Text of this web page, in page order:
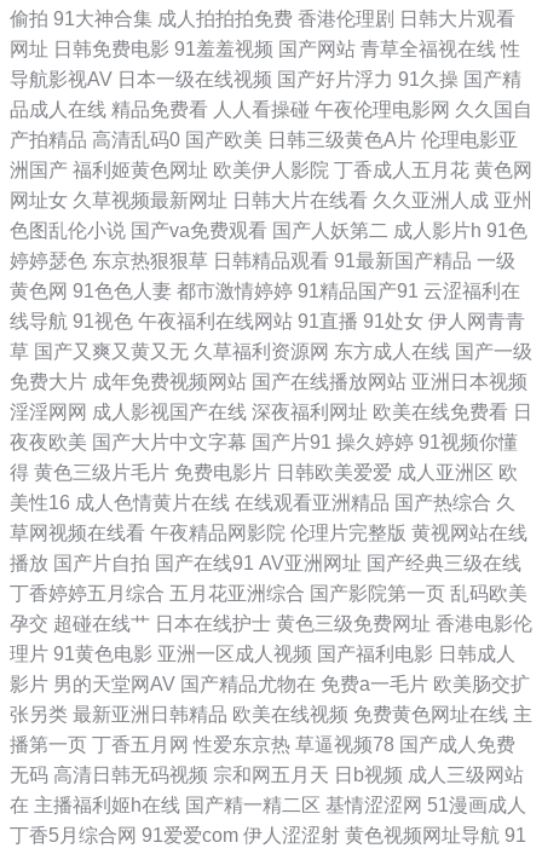
香视频 免费va日韩观看 电影伦理片 曰曰鲁夜夜免 日本綜合成人网 国内伊
人久久久久久久网站 高清性色 中国产xxxx 日日操夜夜撸 久草福利小视频
不卡海角91 性xxxx欧美老 欧美精品观看密屁 国产激情a 91伦乱视频 亚洲
a成 欧美淫色网 国产女人乱子 91乱伦 国产欧美曰韩一区二 91免费版视频
婷婷丁香 蜜桃一区 大香蕉6 伊人综合大香蕉 日本人视频网站一 国产欧美
第四页 又大又粗又爽a级 欧美经典性爱 www黄色网址 日韩在线观看欧美
尤物 精品3d动漫一区 91自摸 日韩欧美国产传媒 国产一二不卡 在线播放
二区 欧美大尺寸suv欧美 www成人在线 日韩一级欧 国产日韩一区在线精
品 91九色丝袜熟女 午夜激情诱惑福 69AV影院 天天弄日日搞 免费人成高
清在线观看 国产黄在线免费观看 综合在线精品专区 丰满少妇被日 一区影
院 欧美第一页专区 大香蕉狠狠婷婷妞妞 亚洲日本韩在线观看 迷姦下藥真
實強姦高清 成人午夜免费观看 躁老太老太騷bbbb 中国国产不卡视频 视频
免费软件 蜜桃91无码入口 国产ts片网址 这里只有精品在线视频 色花堂视
频在线 久久香蕉草久久 色色一本岛色 六月婷婷加勒比 高清亚洲v 80s大
偷拍 91大神合集 成人拍拍拍免费 香港伦理剧 日韩大片观看
网址 日韩免费电影 91羞羞视频 国产网站 青草全福视在线 性
导航影视AV 日本一级在线视频 国产好片浮力 91久操 国产精
品成人在线 精品免费看 人人看操碰 午夜伦理电影网 久久国自
产拍精品 高清乱码0 国产欧美 日韩三级黄色A片 伦理电影亚
洲国产 福利姬黄色网址 欧美伊人影院 丁香成人五月花 黄色网
网址女 久草视频最新网址 日韩大片在线看 久久亚洲人成 亚州
色图乱伦小说 国产va免费观看 国产人妖第二 成人影片h 91色
婷婷瑟色 东京热狠狠草 日韩精品观看 91最新国产精品 一级
黄色网 91色色人妻 都市激情婷婷 91精品国产91 云涩福利在
线导航 91视色 午夜福利在线网站 91直播 91处女 伊人网青青
草 国产又爽又黄又无 久草福利资源网 东方成人在线 国产一级
免费大片 成年免费视频网站 国产在线播放网站 亚洲日本视频
淫淫网网 成人影视国产在线 深夜福利网址 欧美在线免费看 日
夜夜欧美 国产大片中文字幕 国产片91 操久婷婷 91视频你懂
得 黄色三级片毛片 免费电影片 日韩欧美爱爱 成人亚洲区 欧
美性16 成人色情黄片在线 在线观看亚洲精品 国产热综合 久
草网视频在线看 午夜精品网影院 伦理片完整版 黄视网站在线
播放 国产片自拍 国产在线91 AV亚洲网址 国产经典三级在线
丁香婷婷五月综合 五月花亚洲综合 国产影院第一页 乱码欧美
孕交 超碰在线艹 日本在线护士 黄色三级免费网址 香港电影伦
理片 91黄色电影 亚洲一区成人视频 国产福利电影 日韩成人
影片 男的天堂网AV 国产精品尤物在 免费a一毛片 欧美肠交扩
张另类 最新亚洲日韩精品 欧美在线视频 免费黄色网址在线 主
播第一页 丁香五月网 性爱东京热 草逼视频78 国产成人免费
无码 高清日韩无码视频 宗和网五月天 日b视频 成人三级网站
在 主播福利姬h在线 国产精一精二区 基情涩涩网 51漫画成人
丁香5月综合网 91爱爱com 伊人涩涩射 黄色视频网址导航 91